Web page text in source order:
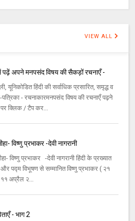
VIEW ALL
पढ़ें अपने मनपसंद विषय की सैकड़ों रचनाएँ -
यूनिकोडित हिंदी की सर्वाधिक प्रसारित, समृद्ध व
पत्रिका - रचनाकारमनपसंद विषय की रचनाएँ पढ़ने
क्लिक / टैप कर...
विष्णु प्रभाकर -देवी नागरानी
विष्णु प्रभाकर -देवी नागरानी हिंदी के प्रख्यात
और पद्म विभूषण से सम्मानित विष्णु प्रभाकर ( २१
अप्रैल २...
- भाग 2